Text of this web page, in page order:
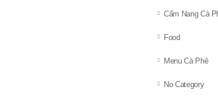
Cẩm Nang Cà
Food
Menu Cà Phê
No Category